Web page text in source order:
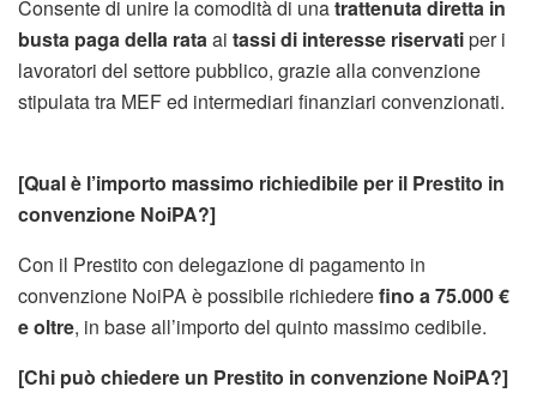
Consente di unire la comodità di unatrattenuta diretta in
busta paga della rataai tassi di interesse riservatiper i
lavoratori del settore pubblico, grazie alla convenzione
stipulata tra MEF ed intermediari finanziari convenzionati.
[Qual è l’importo massimo richiedibile per il Prestito in
convenzione NoiPA?]
Con il Prestito con delegazione di pagamento in
convenzione NoiPA è possibile richiederefino a 75.000 €
e oltre, in base all’importo del quinto massimo cedibile.
[Chi può chiedere un Prestito in convenzione NoiPA?]